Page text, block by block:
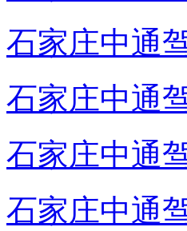
石家庄中通
石家庄中通
石家庄中通
石家庄中通